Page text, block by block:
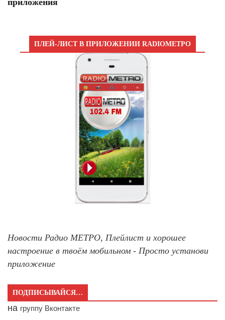
ПЛЕЙ-ЛИСТ В ПРИЛОЖЕНИИ RADIOМЕТРО
Новости Радио МЕТРО, Плейлист и хорошее
настроение в твоём мобильном - Просто установи
приложение
ПОДПИСЫВАЙСЯ…
на группу Вконтакте